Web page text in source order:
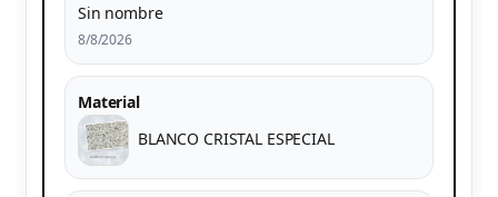
Sin nombre
8/8/2026
Material
BLANCO CRISTAL ESPECIAL